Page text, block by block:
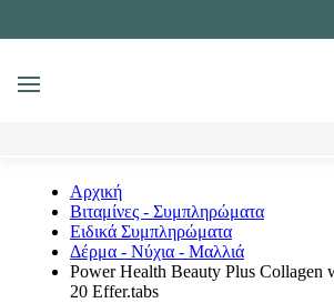
MENU
Αρχική
Βιταμίνες - Συμπληρώματα
Ειδικά Συμπληρώματα
Δέρμα - Νύχια - Μαλλιά
Power Health Beauty Plus
20 Effer.tabs